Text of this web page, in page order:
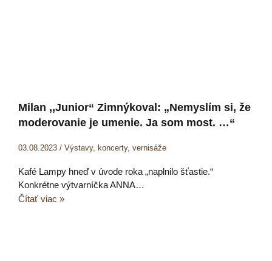
Milan ,,Junior“ Zimnýkoval: „Nemyslím si, že
moderovanie je umenie. Ja som most. …“
03.08.2023 / Výstavy, koncerty, vernisáže
Kafé Lampy hneď v úvode roka „naplnilo šťastie.“
Konkrétne výtvarníčka ANNA…
Čítať viac »